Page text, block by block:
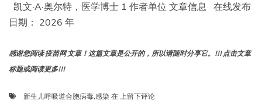
凯文·A·奥尔特，医学博士 1 作者单位 文章信息 在线发布
日期： 2026 年
感谢您阅读 疫苗网 文章！这篇文章是公开的，所以请随时分享它。!!! 点击文章
标题或阅读更多!!!
新生儿呼吸道合胞病毒,感染 在 探
上留下评论